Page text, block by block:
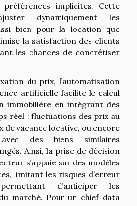
implicites. Cette
dynamiquement les
bien pour la location que
la satisfaction des clients
les chances de concrétiser
du prix, l’automatisation
artificielle facilite le calcul
immobilière en intégrant des
réel : fluctuations des prix au
de vacance locative, ou encore
avec des biens similaires
Ainsi, la prise de décision
s’appuie sur des modèles
limitant les risques d’erreur
d’anticiper les
marché. Pour un chief data